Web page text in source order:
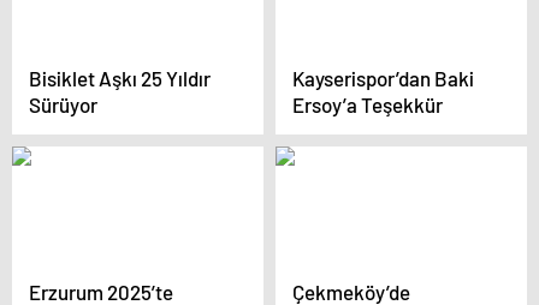
Bisiklet Aşkı 25 Yıldır
Sürüyor
Kayserispor’dan Baki
Ersoy’a Teşekkür
Erzurum 2025’te
Çekmeköy’de